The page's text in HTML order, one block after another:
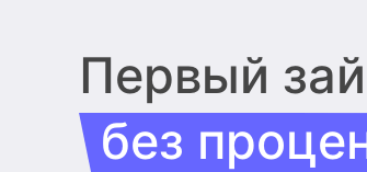
Первый
без